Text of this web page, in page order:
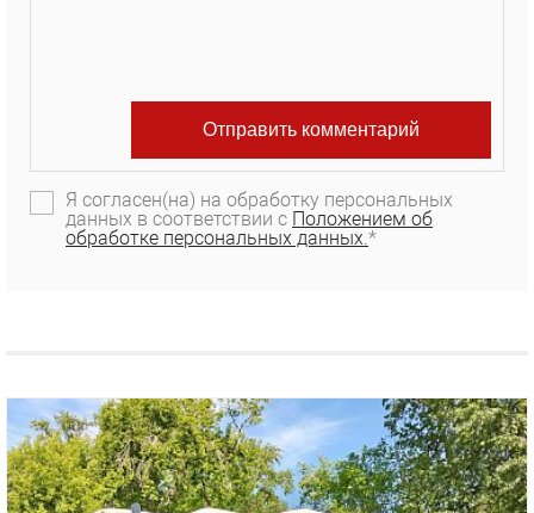
Я согласен(на) на обработку персональных
данных в соответствии с Положением об
обработке персональных данных.*